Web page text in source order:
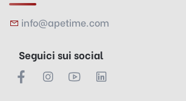
info@apetime.com
Seguici sui social